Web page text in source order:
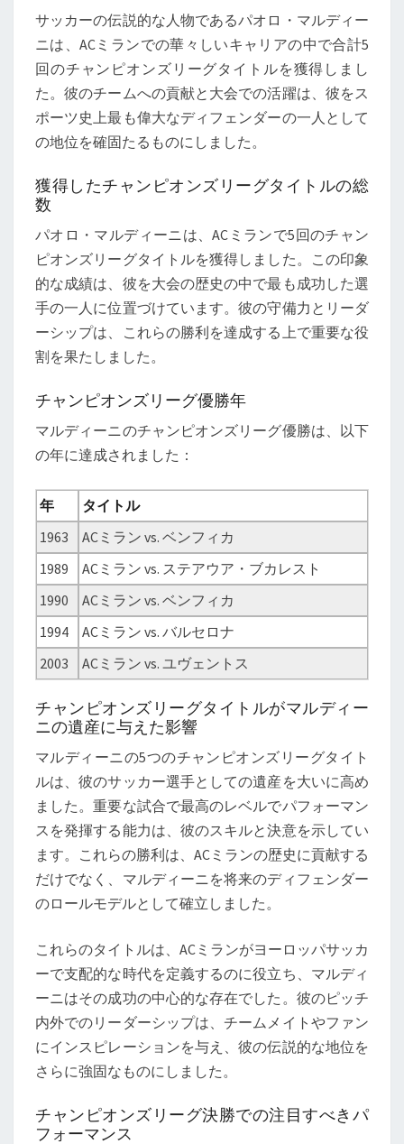
試
合
出
場、
個
人
賞
サッカーの伝説的な人物であるパオロ・マルディー
ニは、ACミランでの華々しいキャリアの中で合計5
回のチャンピオンズリーグタイトルを獲得しまし
た。彼のチームへの貢献と大会での活躍は、彼をス
ポーツ史上最も偉大なディフェンダーの一人として
の地位を確固たるものにしました。
獲得したチャンピオンズリーグタイトルの総
数
パオロ・マルディーニは、ACミランで5回のチャン
ピオンズリーグタイトルを獲得しました。この印象
的な成績は、彼を大会の歴史の中で最も成功した選
手の一人に位置づけています。彼の守備力とリーダ
ーシップは、これらの勝利を達成する上で重要な役
割を果たしました。
チャンピオンズリーグ優勝年
マルディーニのチャンピオンズリーグ優勝は、以下
の年に達成されました：
年
タイトル
1963
ACミラン vs. ベンフィカ
1989
ACミラン vs. ステアウア・ブカレスト
1990
ACミラン vs. ベンフィカ
1994
ACミラン vs. バルセロナ
2003
ACミラン vs. ユヴェントス
チャンピオンズリーグタイトルがマルディー
ニの遺産に与えた影響
マルディーニの5つのチャンピオンズリーグタイト
ルは、彼のサッカー選手としての遺産を大いに高め
ました。重要な試合で最高のレベルでパフォーマン
スを発揮する能力は、彼のスキルと決意を示してい
ます。これらの勝利は、ACミランの歴史に貢献する
だけでなく、マルディーニを将来のディフェンダー
のロールモデルとして確立しました。
これらのタイトルは、ACミランがヨーロッパサッカ
ーで支配的な時代を定義するのに役立ち、マルディ
ーニはその成功の中心的な存在でした。彼のピッチ
内外でのリーダーシップは、チームメイトやファン
にインスピレーションを与え、彼の伝説的な地位を
さらに強固なものにしました。
チャンピオンズリーグ決勝での注目すべきパ
フォーマンス